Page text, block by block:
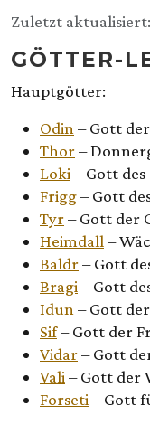
Details
Zuletzt
GÖTTER-
Hauptgötter:
Odin – Gott
Thor–
Loki – Gott des
Frigg– Gott
Tyr– Gott der
Heimdall –
Baldr– Gott
Bragi – Gott
Idun – Gott
Sif– Gott der
Vidar– Gott
Vali – Gott der
Forseti – Gott